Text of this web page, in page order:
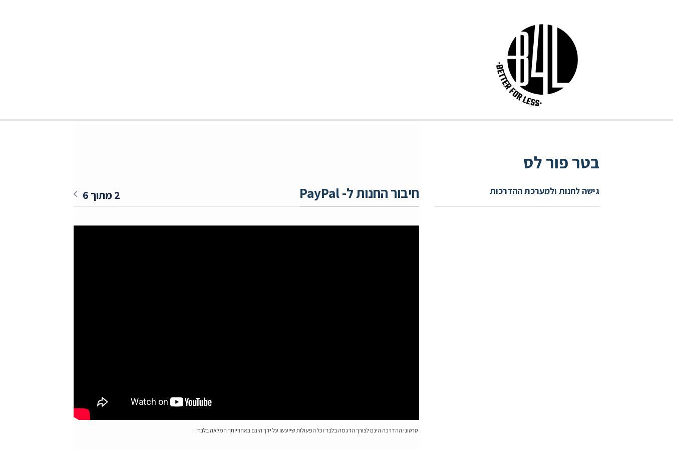
בטר פור לס
גישה לחנות ולמערכת ההדרכות חיבור החנות ל- PayPal 2 מתוך 6
סרטוני ההדרכה הינם לצורך הדגמה בלבד וכל הפעולות שייעשו על ידך הינם באחריותך המלאה בלבד.